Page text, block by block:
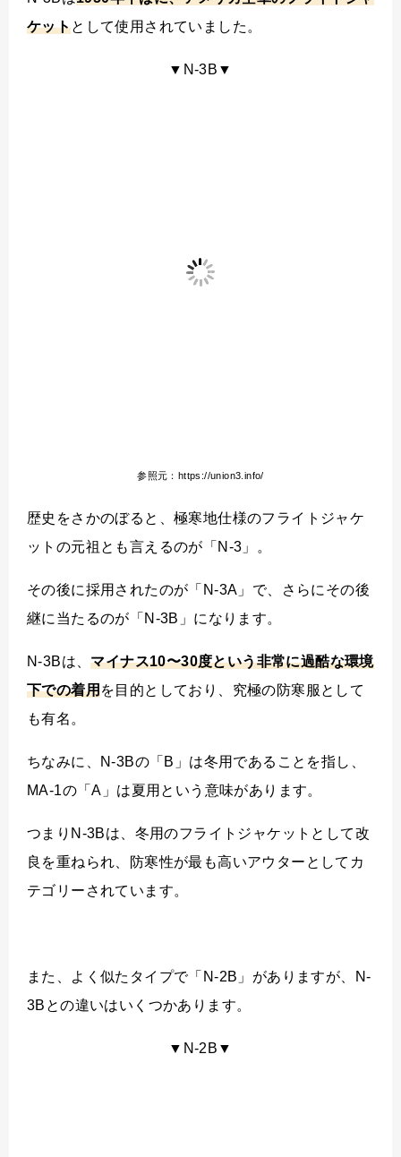
ケットとして使用されていました。
▼N-3B▼
参照元：https://union3.info/
歴史をさかのぼると、極寒地仕様のフライトジャケ
ットの元祖とも言えるのが「N-3」。
その後に採用されたのが「N-3A」で、さらにその後
継に当たるのが「N-3B」になります。
N-3Bは、マイナス10〜30度という非常に過酷な環境
下での着用を目的としており、究極の防寒服として
も有名。
ちなみに、N-3Bの「B」は冬用であることを指し、
MA-1の「A」は夏用という意味があります。
つまりN-3Bは、冬用のフライトジャケットとして改
良を重ねられ、防寒性が最も高いアウターとしてカ
テゴリーされています。
また、よく似たタイプで「N-2B」がありますが、N-
3Bとの違いはいくつかあります。
▼N-2B▼